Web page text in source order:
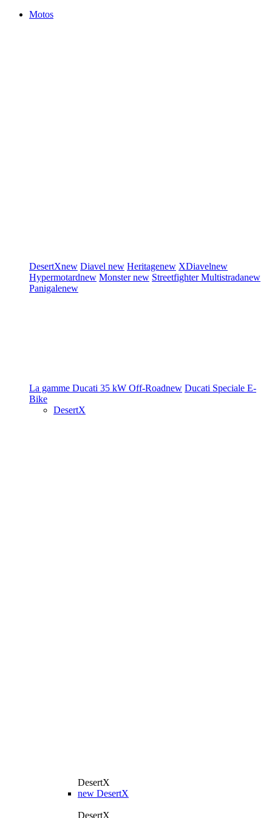
Motos
DesertXnew Diavel new Heritagenew XDiavelnew
Hypermotardnew Monsternew StreetfighterMultistradanew
Panigalenew
La gamme Ducati 35 kW Off-Roadnew Ducati Speciale E-
Bike
DesertX
DesertX
new DesertX
DesertX